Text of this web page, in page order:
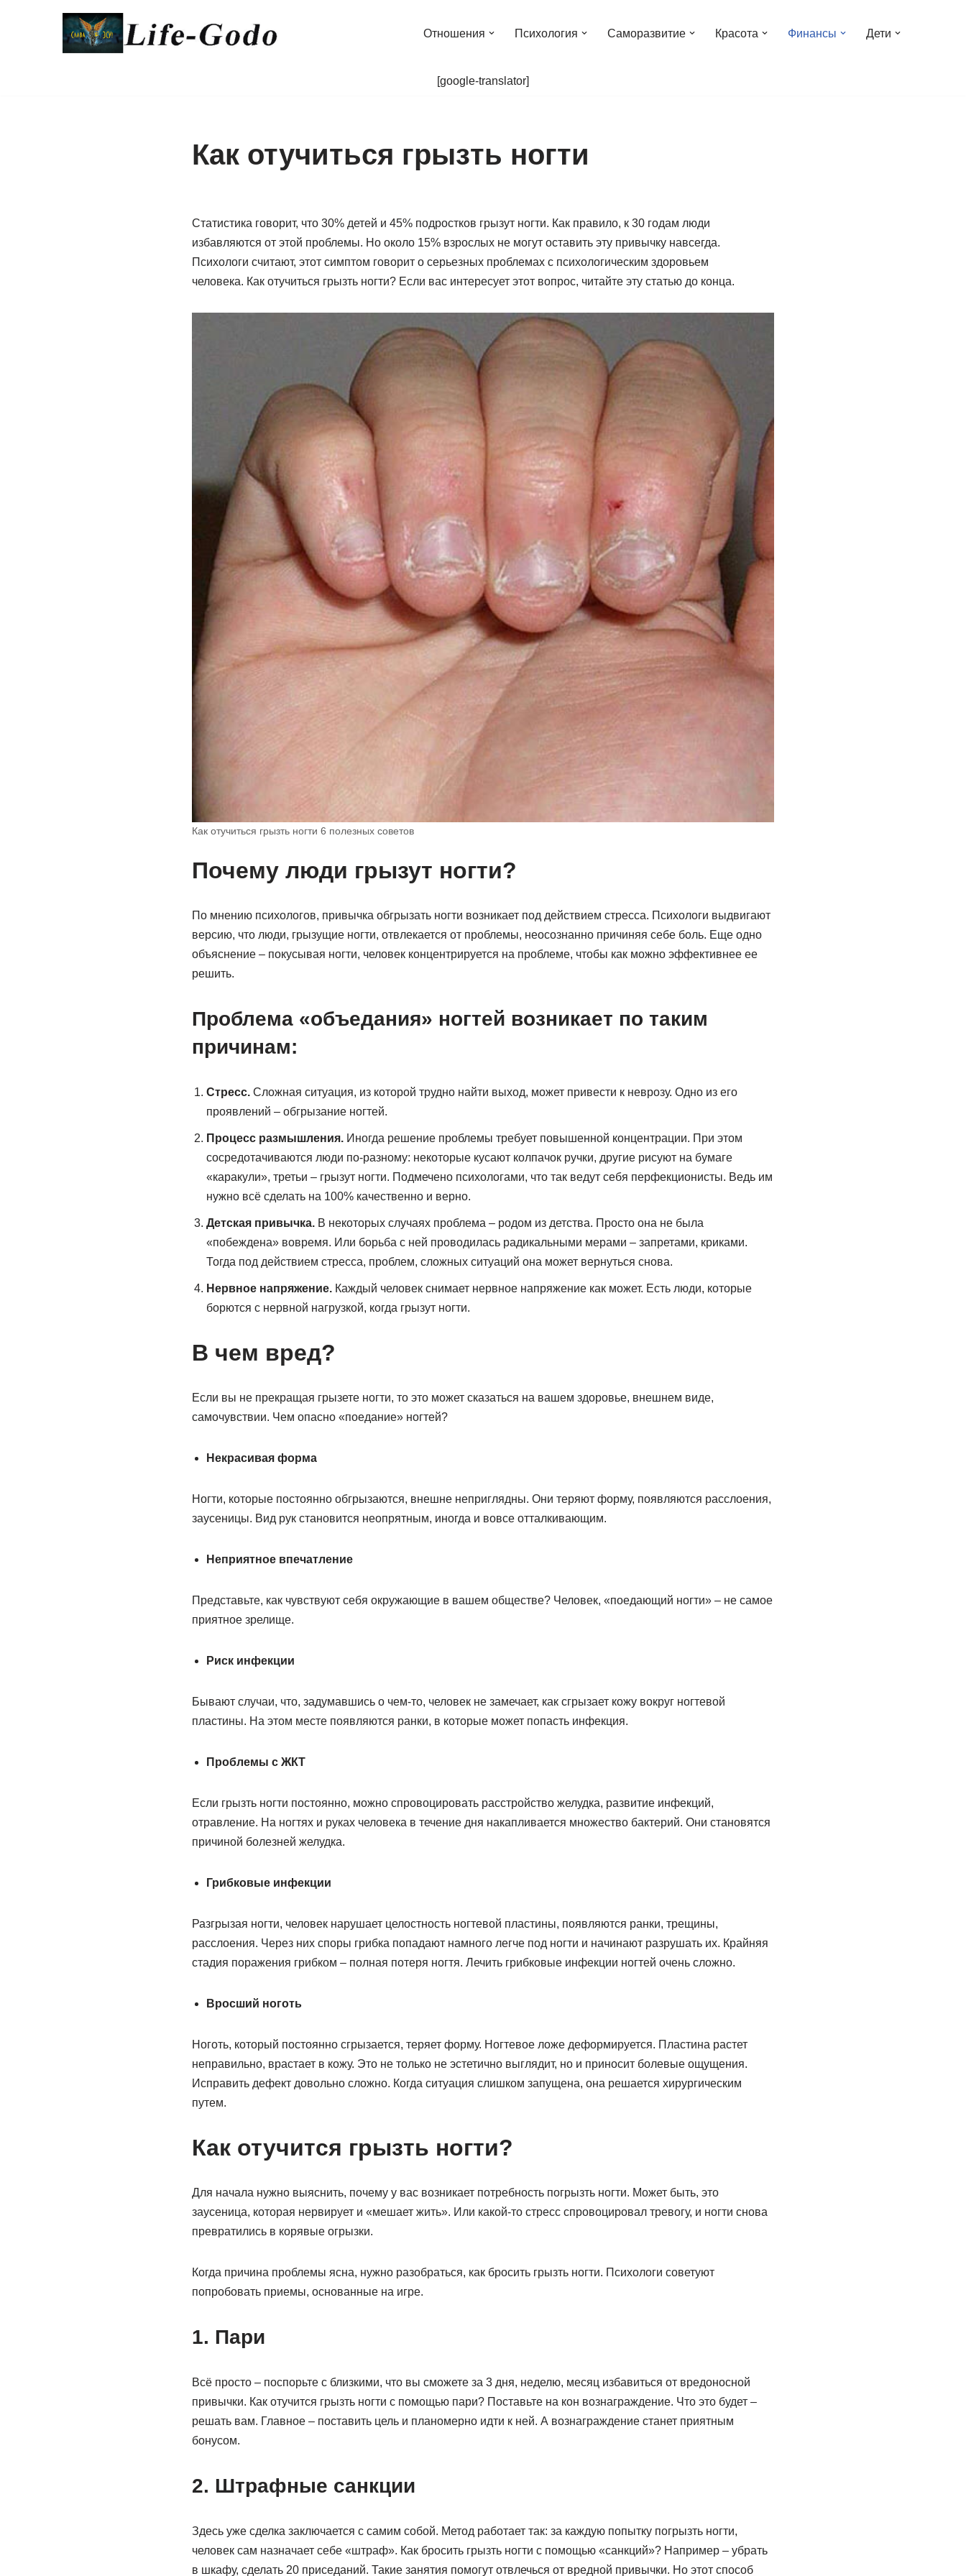
Отношения Психология Саморазвитие Красота Финансы Дети
[google-translator]
Как отучиться грызть ногти
Статистика говорит, что 30% детей и 45% подростков грызут ногти. Как правило, к 30 годам люди
избавляются от этой проблемы. Но около 15% взрослых не могут оставить эту привычку навсегда.
Психологи считают, этот симптом говорит о серьезных проблемах с психологическим здоровьем
человека. Как отучиться грызть ногти? Если вас интересует этот вопрос, читайте эту статью до конца.
Как отучиться грызть ногти 6 полезных советов
Почему люди грызут ногти?
По мнению психологов, привычка обгрызать ногти возникает под действием стресса. Психологи выдвигают
версию, что люди, грызущие ногти, отвлекается от проблемы, неосознанно причиняя себе боль. Еще одно
объяснение – покусывая ногти, человек концентрируется на проблеме, чтобы как можно эффективнее ее
решить.
Проблема «объедания» ногтей возникает по таким
причинам:
Стресс. Сложная ситуация, из которой трудно найти выход, может привести к неврозу. Одно из его
проявлений – обгрызание ногтей.
Процесс размышления. Иногда решение проблемы требует повышенной концентрации. При этом
сосредотачиваются люди по-разному: некоторые кусают колпачок ручки, другие рисуют на бумаге
«каракули», третьи – грызут ногти. Подмечено психологами, что так ведут себя перфекционисты. Ведь им
нужно всё сделать на 100% качественно и верно.
Детская привычка. В некоторых случаях проблема – родом из детства. Просто она не была
«побеждена» вовремя. Или борьба с ней проводилась радикальными мерами – запретами, криками.
Тогда под действием стресса, проблем, сложных ситуаций она может вернуться снова.
Нервное напряжение. Каждый человек снимает нервное напряжение как может. Есть люди, которые
борются с нервной нагрузкой, когда грызут ногти.
В чем вред?
Если вы не прекращая грызете ногти, то это может сказаться на вашем здоровье, внешнем виде,
самочувствии. Чем опасно «поедание» ногтей?
Некрасивая форма
Ногти, которые постоянно обгрызаются, внешне неприглядны. Они теряют форму, появляются расслоения,
заусеницы. Вид рук становится неопрятным, иногда и вовсе отталкивающим.
Неприятное впечатление
Представьте, как чувствуют себя окружающие в вашем обществе? Человек, «поедающий ногти» – не самое
приятное зрелище.
Риск инфекции
Бывают случаи, что, задумавшись о чем-то, человек не замечает, как сгрызает кожу вокруг ногтевой
пластины. На этом месте появляются ранки, в которые может попасть инфекция.
Проблемы с ЖКТ
Если грызть ногти постоянно, можно спровоцировать расстройство желудка, развитие инфекций,
отравление. На ногтях и руках человека в течение дня накапливается множество бактерий. Они становятся
причиной болезней желудка.
Грибковые инфекции
Разгрызая ногти, человек нарушает целостность ногтевой пластины, появляются ранки, трещины,
расслоения. Через них споры грибка попадают намного легче под ногти и начинают разрушать их. Крайняя
стадия поражения грибком – полная потеря ногтя. Лечить грибковые инфекции ногтей очень сложно.
Вросший ноготь
Ноготь, который постоянно сгрызается, теряет форму. Ногтевое ложе деформируется. Пластина растет
неправильно, врастает в кожу. Это не только не эстетично выглядит, но и приносит болевые ощущения.
Исправить дефект довольно сложно. Когда ситуация слишком запущена, она решается хирургическим
путем.
Как отучится грызть ногти?
Для начала нужно выяснить, почему у вас возникает потребность погрызть ногти. Может быть, это
заусеница, которая нервирует и «мешает жить». Или какой-то стресс спровоцировал тревогу, и ногти снова
превратились в корявые огрызки.
Когда причина проблемы ясна, нужно разобраться, как бросить грызть ногти. Психологи советуют
попробовать приемы, основанные на игре.
1. Пари
Всё просто – поспорьте с близкими, что вы сможете за 3 дня, неделю, месяц избавиться от вредоносной
привычки. Как отучится грызть ногти с помощью пари? Поставьте на кон вознаграждение. Что это будет –
решать вам. Главное – поставить цель и планомерно идти к ней. А вознаграждение станет приятным
бонусом.
2. Штрафные санкции
Здесь уже сделка заключается с самим собой. Метод работает так: за каждую попытку погрызть ногти,
человек сам назначает себе «штраф». Как бросить грызть ногти с помощью «санкций»? Например – убрать
в шкафу, сделать 20 приседаний. Такие занятия помогут отвлечься от вредной привычки. Но этот способ